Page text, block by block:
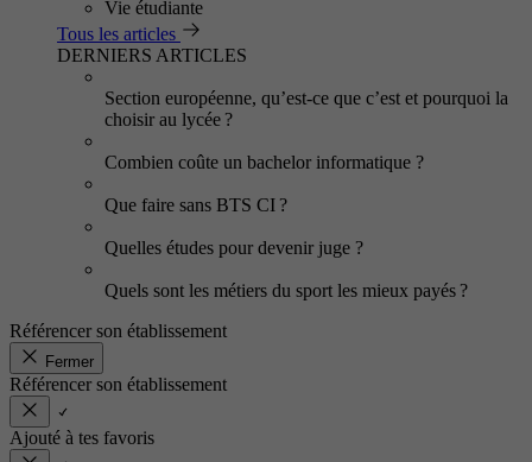
Vie étudiante
Tous les articles
DERNIERS ARTICLES
Section européenne, qu’est-ce que c’est et pourquoi la
choisir au lycée ?
Combien coûte un bachelor informatique ?
Que faire sans BTS CI ?
Quelles études pour devenir juge ?
Quels sont les métiers du sport les mieux payés ?
Référencer son établissement
Fermer
Référencer son établissement
Ajouté à tes favoris